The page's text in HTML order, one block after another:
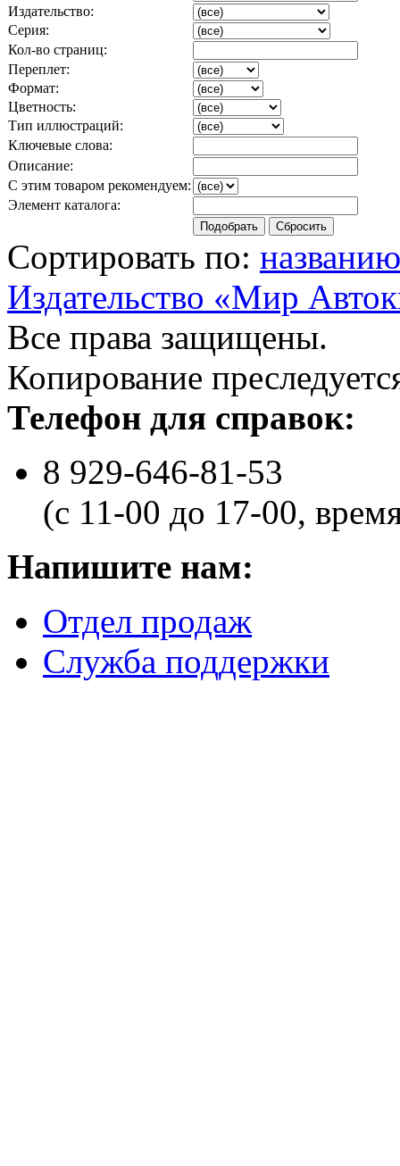
Издательство:
Серия:
Кол-во страниц:
Переплет:
Формат:
Цветность:
Тип иллюстраций:
Ключевые слова:
Описание:
С этим товаром рекомендуем:
Элемент каталога:
Сортировать по: названию
Издательство «Мир
Все права защищены.
Копирование
Телефон для справок:
8 929-646-81-53
(с 11-00 до 17-00,
Напишите нам:
Отдел продаж
Служба поддержки